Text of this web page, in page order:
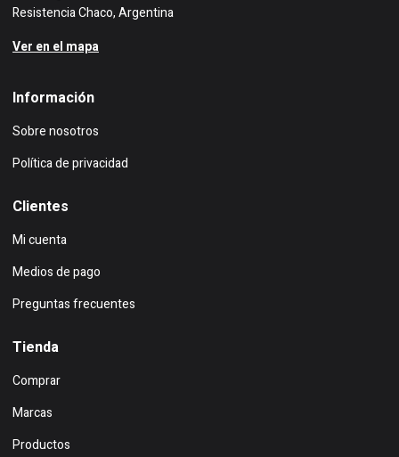
Resistencia Chaco, Argentina
Ver en el mapa
Información
Sobre nosotros
Política de privacidad
Clientes
Mi cuenta
Medios de pago
Preguntas frecuentes
Tienda
Comprar
Marcas
Productos